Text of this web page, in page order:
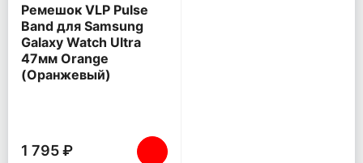
Ремешок VLP Pulse
Band для Samsung
Galaxy Watch Ultra
47мм Orange
(Оранжевый)
1 795 ₽